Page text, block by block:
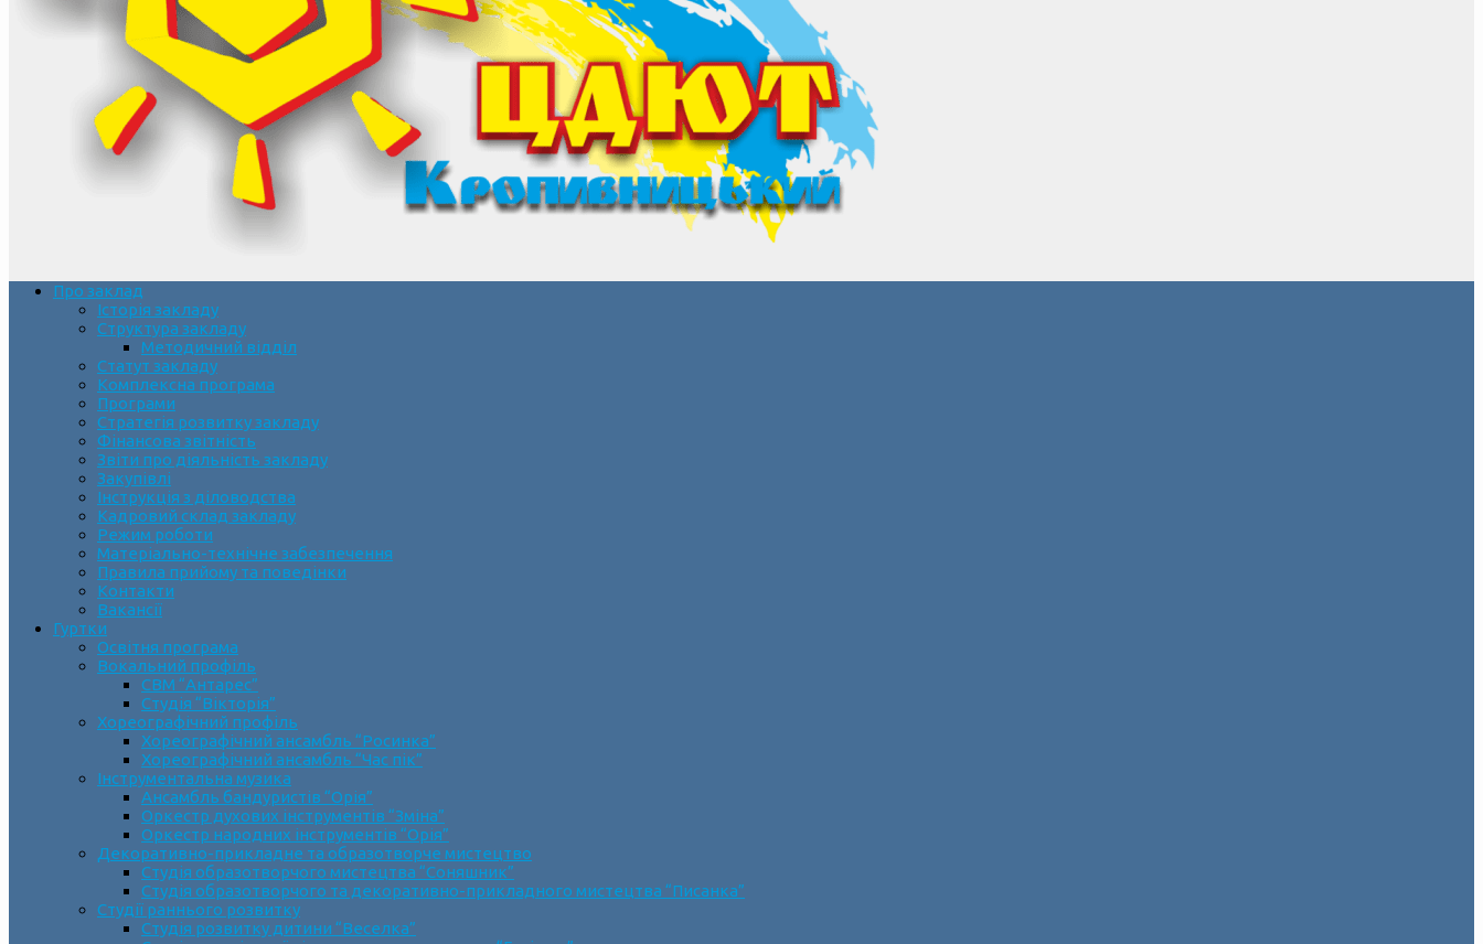
Про заклад
Історія закладу
Структура закладу
Методичний відділ
Статут закладу
Комплексна програма
Програми
Стратегія розвитку закладу
Фінансова звітність
Звіти про діяльність закладу
Закупівлі
Інструкція з діловодства
Кадровий склад закладу
Режим роботи
Матеріально-технічне забезпечення
Правила прийому та поведінки
Контакти
Вакансії
Гуртки
Освітня програма
Вокальний профіль
СВМ “Антарес”
Студія “Вікторія”
Хореографічний профіль
Хореографічний ансамбль “Росинка”
Хореографічний ансамбль “Час пік”
Інструментальна музика
Ансамбль бандуристів “Орія”
Оркестр духових інструментів “Зміна”
Оркестр народних інструментів “Орія”
Декоративно-прикладне та образотворче мистецтво
Cтудія образотворчого мистецтва “Соняшник”
Студія образотворчого та декоративно-прикладного мистецтва “Писанка”
Студії раннього розвитку
Студія розвитку дитини “Веселка”